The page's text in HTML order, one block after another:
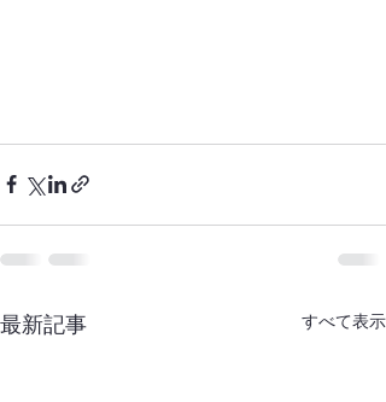
最新記事 すべて表示